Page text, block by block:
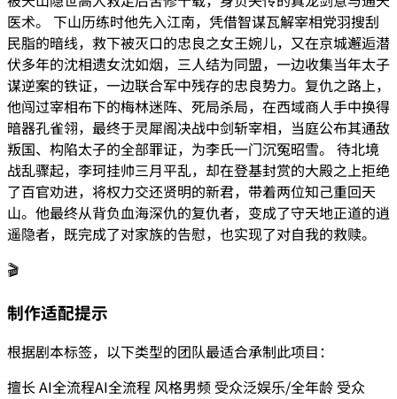
医术。 下山历练时他先入江南，凭借智谋瓦解宰相党羽搜刮
民脂的暗线，救下被灭口的忠良之女王婉儿，又在京城邂逅潜
伏多年的沈相遗女沈如烟，三人结为同盟，一边收集当年太子
谋逆案的铁证，一边联合军中残存的忠良势力。复仇之路上，
他闯过宰相布下的梅林迷阵、死局杀局，在西域商人手中换得
暗器孔雀翎，最终于灵犀阁决战中剑斩宰相，当庭公布其通敌
叛国、构陷太子的全部罪证，为李氏一门沉冤昭雪。 待北境
战乱骤起，李珂挂帅三月平乱，却在登基封赏的大殿之上拒绝
了百官劝进，将权力交还贤明的新君，带着两位知己重回天
山。他最终从背负血海深仇的复仇者，变成了守天地正道的逍
遥隐者，既完成了对家族的告慰，也实现了对自我的救赎。
🎬
制作适配提示
根据剧本标签，以下类型的团队最适合承制此项目：
擅长AI全流程AI全流程 风格男频 受众泛娱乐/全年龄 受众